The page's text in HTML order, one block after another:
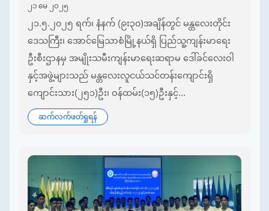
၂၁ မေ ၂၀၂၅
၂၁.၅.၂၀၂၅ ရက်၊ နံနက် (၉း၃၀)အချိန်တွင် မန္တလေးတိုင်း
ဒေသကြီး၊ အောင်မြေသာစံမြို့နယ်ရှိ ပြည်သူ့ကျန်းမာရေး
ဦးစီးဌာနမှ အမျိုးသမီးကျန်းမာရေးဆရာမ ဒေါ်ခင်လေးဝါ
နှင့်အဖွဲ့များသည် မန္တလေးလူငယ်သင်တန်းကျောင်းရှိ
ကျောင်းသား(၂၅၁)ဦး၊ ဝန်ထမ်း(၁၅)ဦးနှင့်...
ဆက်လက်ဖတ်ရှုရန်